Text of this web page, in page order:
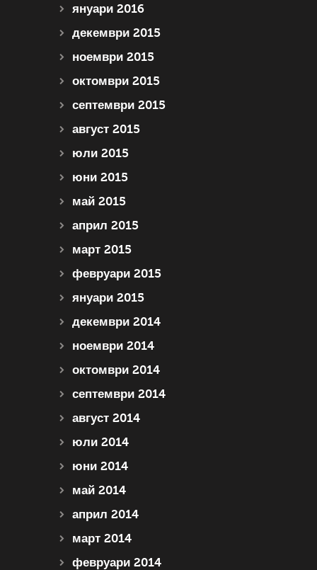
януари 2016
декември 2015
ноември 2015
октомври 2015
септември 2015
август 2015
юли 2015
юни 2015
май 2015
април 2015
март 2015
февруари 2015
януари 2015
декември 2014
ноември 2014
октомври 2014
септември 2014
август 2014
юли 2014
юни 2014
май 2014
април 2014
март 2014
февруари 2014